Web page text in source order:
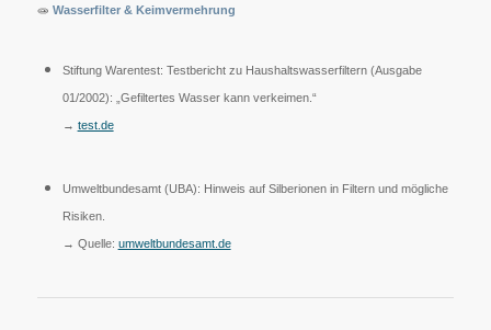
🧫 Wasserfilter & Keimvermehrung
Stiftung Warentest: Testbericht zu Haushaltswasserfiltern (Ausgabe
01/2002): „Gefiltertes Wasser kann verkeimen.“
→ test.de
Umweltbundesamt (UBA): Hinweis auf Silberionen in Filtern und mögliche
Risiken.
→ Quelle: umweltbundesamt.de